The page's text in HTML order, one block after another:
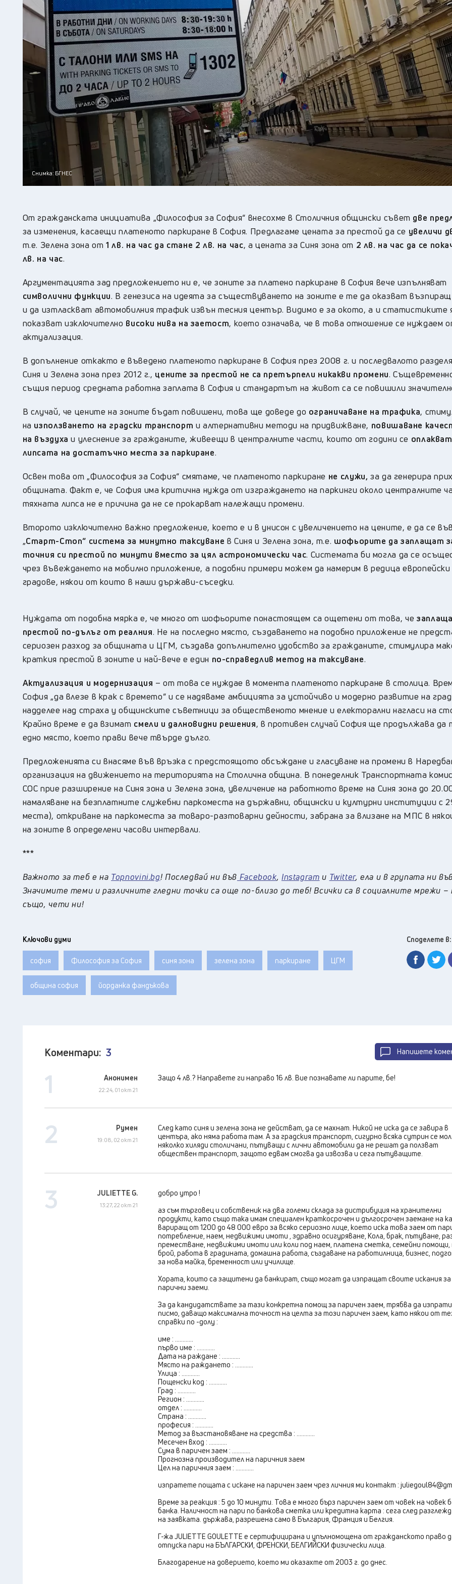
Плевен, 33°C
Пловдив, 32°C
Разград, 31°C
Русе, 31°C
Силистра, 32°C
Сливен, 30°C
Смолян, 24°C
София, 31°C
Стара Загора , 32°C
Търговище , 32°C
Хасково 32°C
Шумен , 32 °C
Ямбол , 31°C
Снимка: БГНЕС
От гражданската инициатива „Философия за София“ внесохме в Столичния общински съвет две
за изменения, касаещи платеното паркиране в София. Предлагаме цената за престой да се увеличи
т.е. Зелена зона от1 лв. на час да стане 2 лв. на час, а цената за Синя зона от 2 лв. на час да се
лв. на час.
Аргументацията зад предложението ни е, че зоните за платено паркиране в София вече изпълняват
символични функции. В генезиса на идеята за съществуването на зоните е те да оказват
и да изтласкват автомобилния трафик извън тесния център. Видимо е за окото, а и статистиките
показват изключително високи нива на заетост, което означава, че в това отношение се нуждаем
актуализация.
В допълнение откакто е въведено платеното паркиране в София през 2008 г. и последвалото
Синя и Зелена зона през 2012 г., цените за престой не са претърпели никакви промени.
същия период средната работна заплата в София и стандартът на живот са се повишили
В случай, че цените на зоните бъдат повишени, това ще доведе до ограничаване на трафика,
на използването на градски транспорт и алтернативни методи на придвижване, повишаване
на въздуха и улеснение за гражданите, живеещи в централните части, които от години се
липсата на достатъчно места за паркиране.
Освен това от „Философия за София“ смятаме, че платеното паркиране не служи, за да генерира
общината. Факт е, че София има критична нужда от изграждането на паркинги около централните
тяхната липса не е причина да не се прокарват належащи промени.
Второто изключително важно предложение, което е и в унисон с увеличението на цените, е да се
„Старт-Стоп“ система за минутно таксуване в Синя и Зелена зона, т.е. шофьорите да заплащат
точния си престой по минути вместо за цял астрономически час. Системата би могла да се
чрез въвеждането на мобилно приложение, а подобни примери можем да намерим в редица европейски
градове, някои от които в наши държави-съседки.
Нуждата от подобна мярка е, че много от шофьорите понастоящем са ощетени от това, че
престой по-дълъг от реалния. Не на последно място, създаването на подобно приложение не
сериозен разход за общината и ЦГМ, създава допълнително удобство за гражданите, стимулира
краткия престой в зоните и най-вече е един по-справедлив метод на таксуване.
Актуализация и модернизация – от това се нуждае в момента платеното паркиране в столица.
София „да влезе в крак с времето“ и се надяваме амбицията за устойчиво и модерно развитие на
надделее над страха у общинските съветници за общественото мнение и електорални нагласи на
Крайно време е да взимат смели и далновидни решения, в противен случай София ще продължава да
едно място, което прави вече твърде дълго.
Предложенията си внасяме във връзка с предстоящото обсъждане и гласуване на промени в
организация на движението на територията на Столична община. В понеделник Транспортната
СОС прие разширение на Синя зона и Зелена зона, увеличение на работното време на Синя зона до
намаляване на безплатните служебни паркоместа на държавни, общински и културни институции с
места), откриване на паркоместа за товаро-разтоварни дейности, забрана за влизане на МПС в
на зоните в определени часови интервали.
***
Важното за теб е на Topnovini.bg! Последвай ни във Facebook, Instagram и Twitter, ела и в групата ни
Значимите теми и различните гледни точки са още по-близо до теб! Всички са в социалните мрежи –
също, чети ни!
Ключови думи
софия Философия за София синя зона зелена зона паркиране ЦГМ
община софия йорданка фандъкова
Споделете в:
Напишете
Коментари: 3
1 Анонимен
22:24, 01 окт 21
Защо 4 лв.? Направете ги направо 16 лв. Вие познавате ли парите, бе!
2 Румен
19:08, 02 окт 21
След като синя и зелена зона не действат, да се махнат. Никой не иска да се завира в
центъра, ако няма работа там. А за градския транспорт, сигурно всяка сутрин се
няколко хиляди столичани, пътуващи с лични автомобили да не решат да ползват
обществен транспорт, защото едвам смогва да извозва и сега пътуващите.
3 JULIETTE G.
13:27, 22 окт 21
добро утро !
аз съм търговец и собственик на два големи склада за дистрибуция на хранителни
продукти, като също така имам специален краткосрочен и дългосрочен заемане на
вариращ от 1200 до 48 000 евро за всяко сериозно лице, което иска това заем от
потребление, наем, недвижими имоти , здравно осигуряване, Кола, брак, пътуване,
преместване, недвижими имоти или коли под наем, платена сметка, семейни помощи,
брой, работа в градината, домашна работа, създаване на работилница, бизнес,
за нова майка, бременност или училище.
Хората, които са защитени да банкират, също могат да изпращат своите искания за
парични заеми.
За да кандидатствате за тази конкретна помощ за паричен заем, трябва да
писмо, даващо максимална точност на целта за този паричен заем, като някои от
справки по -долу :
име : ............
първо име : ............
Дата на раждане : ............
Място на раждането : ............
Улица : ............
Пощенски код : ............
Град : ............
Регион : ............
отдел : ............
Страна : ............
професия : ............
Метод за възстановяване на средства : ............
Месечен вход : ............
Сума в паричен заем : ............
Прогнозна производител на паричния заем
Цел на паричния заем : ............
изпратете пощата с искане на паричен заем чрез личния ми контакт :
Време за реакция : 5 до 10 минути. Това е много бърз паричен заем от човек на човек
банка. Наличност на пари по банкова сметка или кредитна карта : сега след
на заявката. държава, разрешена само в България, Франция и Белгия.
Г-жа JULIETTE GOULETTE е сертифицирана и упълномощена от гражданското право
отпуска пари на БЪЛГАРСКИ, ФРЕНСКИ, БЕЛГИЙСКИ физически лица.
Благодарение на доверието, което ми оказахте от 2003 г. до днес.